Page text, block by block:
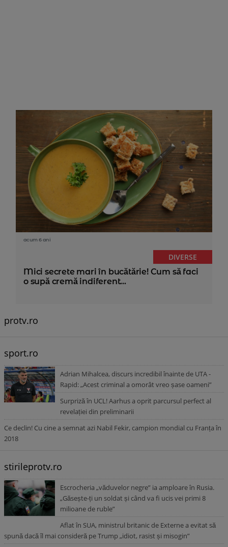
acum 6 ani
DIVERSE
Mici secrete mari în bucătărie! Cum să faci
o supă cremă indiferent...
protv.ro
sport.ro
Adrian Mihalcea, discurs incredibil înainte de UTA -
Rapid: „Acest criminal a omorât vreo șase oameni”
Surpriză în UCL! Aarhus a oprit parcursul perfect al
revelației din preliminarii
Ce declin! Cu cine a semnat azi Nabil Fekir, campion mondial cu Franța în
2018
stirileprotv.ro
Escrocheria „văduvelor negre” ia amploare în Rusia.
„Găsește-ți un soldat și când va fi ucis vei primi 8
milioane de ruble”
Aflat în SUA, ministrul britanic de Externe a evitat să
spună dacă îl mai consideră pe Trump „idiot, rasist și misogin”